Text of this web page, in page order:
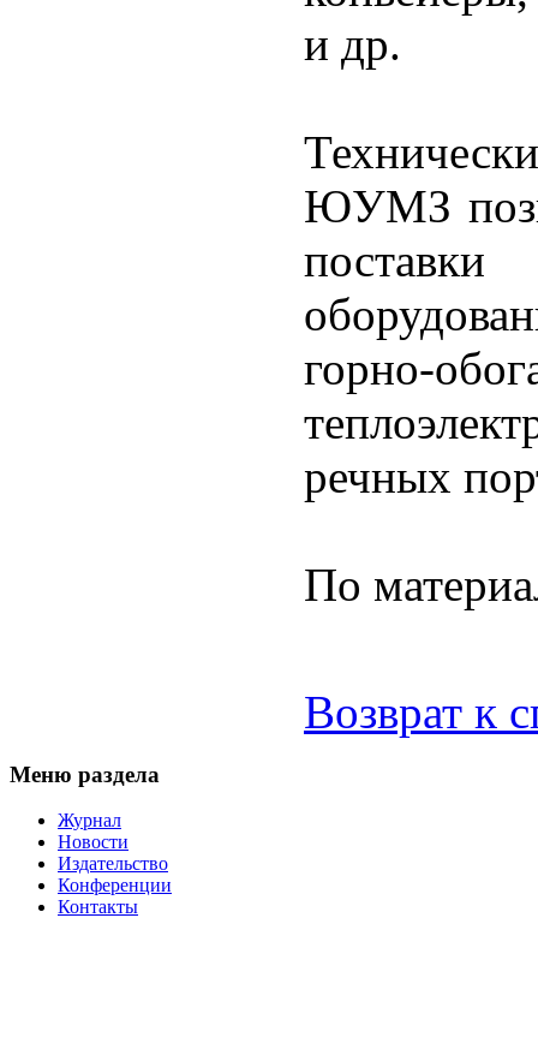
и др.
ЮУМЗ
поставки
горно-
речных
По
Возврат к
Меню раздела
Журнал
Новости
Издательство
Конференции
Контакты